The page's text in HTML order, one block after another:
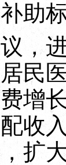
助
进
民
增
收
扩